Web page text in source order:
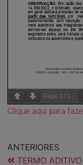
Page 1 / 1
Clique aqui para
ANTERIORES
TERMO